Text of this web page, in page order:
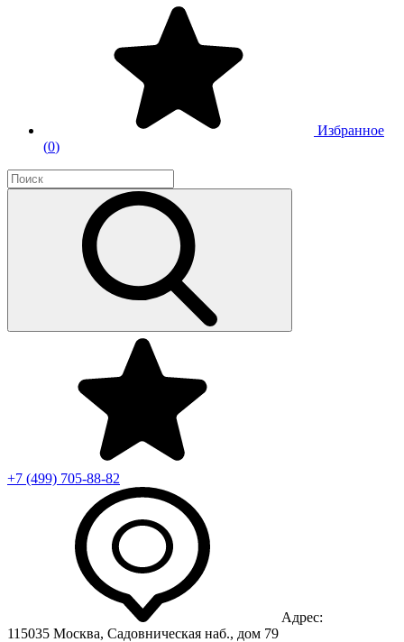
Избранное
(0)
+7 (499) 705-88-82
Адрес:
115035 Москва, Садовническая наб., дом 79